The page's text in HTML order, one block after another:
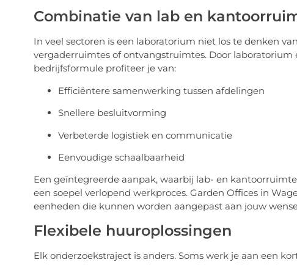
Combinatie van lab en
In veel sectoren is een laboratorium niet los te denken
vergaderruimtes of ontvangstruimtes. Door
bedrijfsformule profiteer je van:
Efficiëntere samenwerking tussen afdelingen
Snellere besluitvorming
Verbeterde logistiek en communicatie
Eenvoudige schaalbaarheid
Een geïntegreerde aanpak, waarbij lab- en
een soepel verlopend werkproces. Garden Offices in
eenheden die kunnen worden aangepast aan jouw
Flexibele huuroplossingen
Elk onderzoekstraject is anders. Soms werk je aan een